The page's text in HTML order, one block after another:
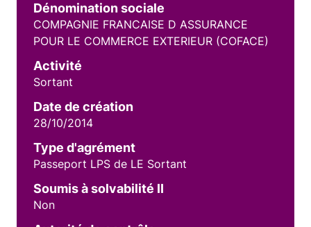
Dénomination sociale
COMPAGNIE FRANCAISE D ASSURANCE
POUR LE COMMERCE EXTERIEUR (COFACE)
Activité
Sortant
Date de création
28/10/2014
Type d'agrément
Passeport LPS de LE Sortant
Soumis à solvabilité II
Non